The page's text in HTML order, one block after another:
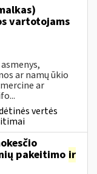
vartotojams
ar namų ūkio
ar
vertės
pakeitimo ir